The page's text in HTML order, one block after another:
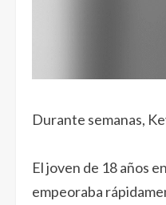
Durante semanas,
El joven de 18 años
empeoraba